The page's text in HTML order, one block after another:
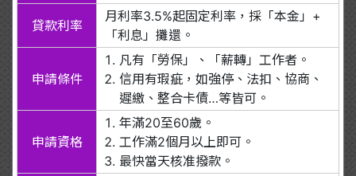
貸款利率
月利率3.5%起固定利率，採「本金」+
「利息」攤還。
申請條件
凡有「勞保」、「薪轉」工作者。
信用有瑕疵，如強停、法扣、協商、
遲繳、整合卡債…等皆可。
申請資格
年滿20至60歲。
工作滿2個月以上即可。
最快當天核准撥款。